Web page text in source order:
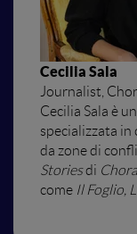
Cecilia Sala
Journalist,
Cecilia Sala è
specializzata
da zone di
Storiesdi
come Il Foglio,